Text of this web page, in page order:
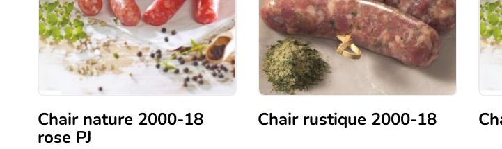
Chair nature 2000-18
rose PJ
Chair rustique 2000-18